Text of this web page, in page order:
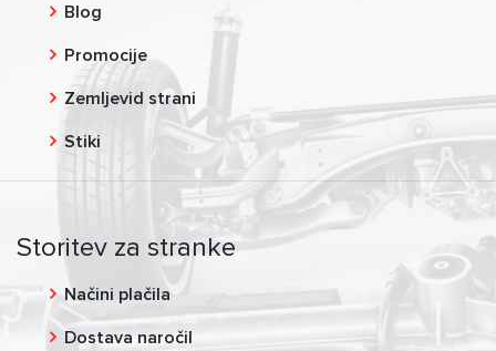
Blog
Promocije
Zemljevid strani
Stiki
Storitev za stranke
Načini plačila
Dostava naročil